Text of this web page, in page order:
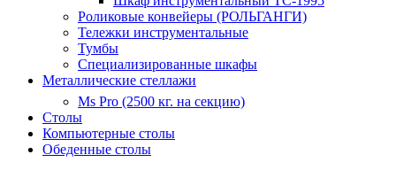
Роликовые конвейеры (РОЛЬГАНГИ)
Тележки инструментальные
Тумбы
Специализированные шкафы
Металлические стеллажи
Ms Pro (2500 кг. на секцию)
Столы
Компьютерные столы
Обеденные столы